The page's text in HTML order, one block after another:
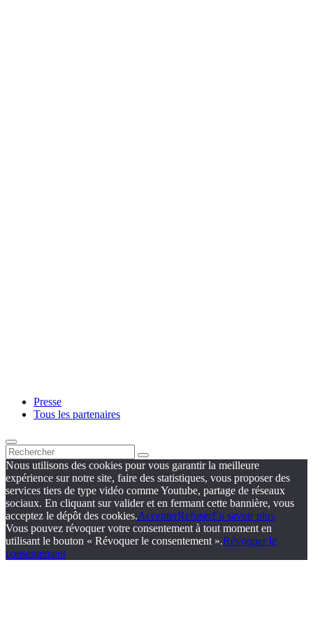
Presse
Tous les partenaires
Nous utilisons des cookies pour vous garantir la meilleure
expérience sur notre site, faire des statistiques, vous proposer des
services tiers de type vidéo comme Youtube, partage de réseaux
sociaux. En cliquant sur valider et en fermant cette bannière, vous
acceptez le dépôt des cookies.AccepterRefuserEn savoir plus
Vous pouvez révoquer votre consentement à tout moment en
utilisant le bouton « Révoquer le consentement ».Révoquer le
consentement